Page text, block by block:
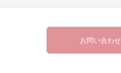
お問い合わせ